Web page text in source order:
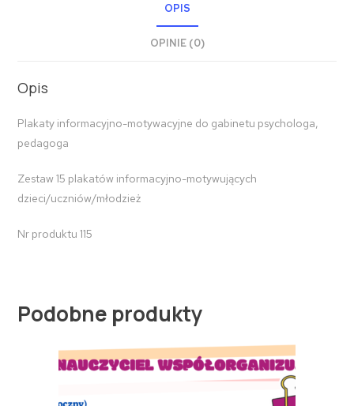
OPIS
OPINIE (0)
Opis
Plakaty informacyjno-motywacyjne do gabinetu psychologa,
pedagoga
Zestaw 15 plakatów informacyjno-motywujących
dzieci/uczniów/młodzież
Nr produktu 115
Podobne produkty